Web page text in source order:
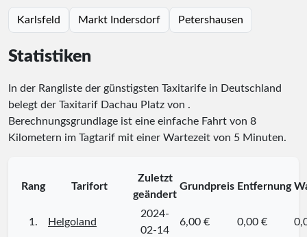
Karlsfeld Markt Indersdorf Petershausen
Statistiken
In der Rangliste der günstigsten Taxitarife in Deutschland
belegt der Taxitarif Dachau Platz von .
Berechnungsgrundlage ist eine einfache Fahrt von 8
Kilometern im Tagtarif mit einer Wartezeit von 5 Minuten.
Rang Tarifort
Zuletzt
geändert
Grundpreis Entfernung
1. Helgoland
2024-
02-14
6,00 € 0,00 €